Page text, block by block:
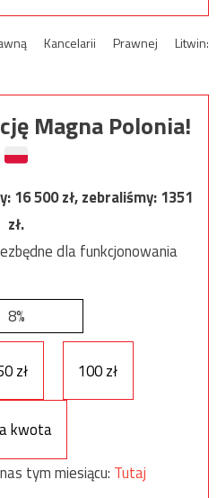
Kancelarii Prawnej Litwin:
Magna Polonia!
16 500zł, zebraliśmy:1351
zł.
dla funkcjonowania
8%
zł 100 zł
kwota
tym miesiącu: Tutaj